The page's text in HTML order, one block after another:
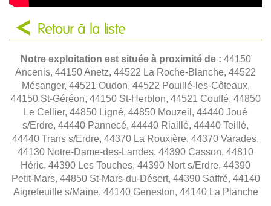
Retour à la liste
Notre exploitation est située à proximité de : 44150
Ancenis, 44150 Anetz, 44522 La Roche-Blanche, 44522
Mésanger, 44521 Oudon, 44522 Pouillé-les-Côteaux,
44150 St-Géréon, 44150 St-Herblon, 44521 Couffé, 44850
Le Cellier, 44850 Ligné, 44850 Mouzeil, 44440 Joué
s/Erdre, 44440 Pannecé, 44440 Riaillé, 44440 Teillé,
44440 Trans s/Erdre, 44370 La Rouxière, 44370 Varades,
44130 Notre-Dame-des-Landes, 44390 Casson, 44810
Héric, 44390 Les Touches, 44390 Nort s/Erdre, 44390
Petit-Mars, 44850 St-Mars-du-Désert, 44390 Saffré, 44140
Aigrefeuille s/Maine, 44140 Geneston, 44140 La Planche